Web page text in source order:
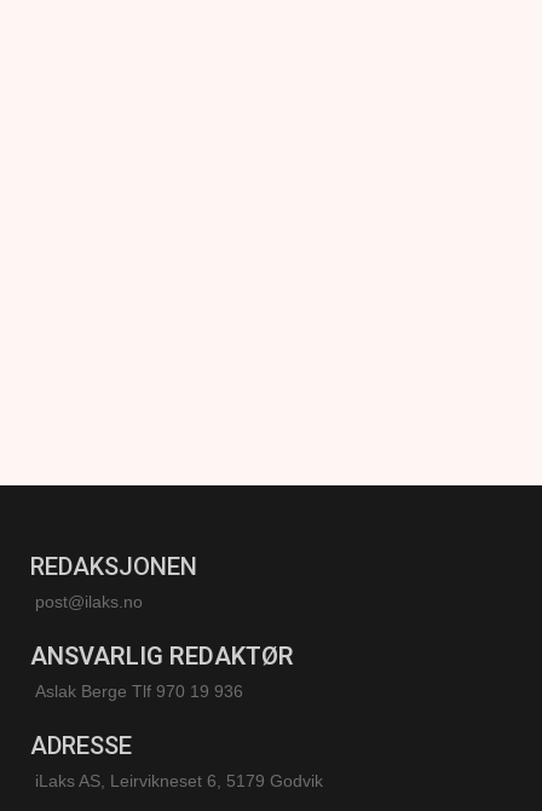
REDAKSJONEN
post@ilaks.no
ANSVARLIG REDAKTØR
Aslak Berge Tlf 970 19 936
ADRESSE
iLaks AS, Leirvikneset 6, 5179 Godvik